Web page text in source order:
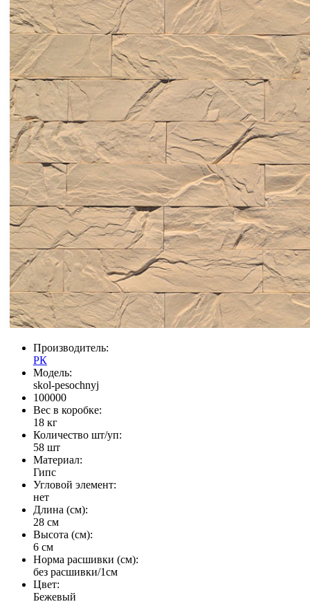
Производитель:
РК
Модель:
skol-pesochnyj
100000
Вес в коробке:
18 кг
Количество шт/уп:
58 шт
Материал:
Гипс
Угловой элемент:
нет
Длина (см):
28 см
Высота (см):
6 см
Норма расшивки (см):
без расшивки/1см
Цвет:
Бежевый